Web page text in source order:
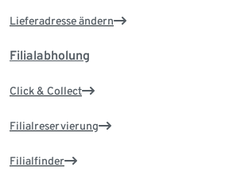
Lieferadresse ändern
Filialabholung
Click & Collect
Filialreservierung
Filialfinder